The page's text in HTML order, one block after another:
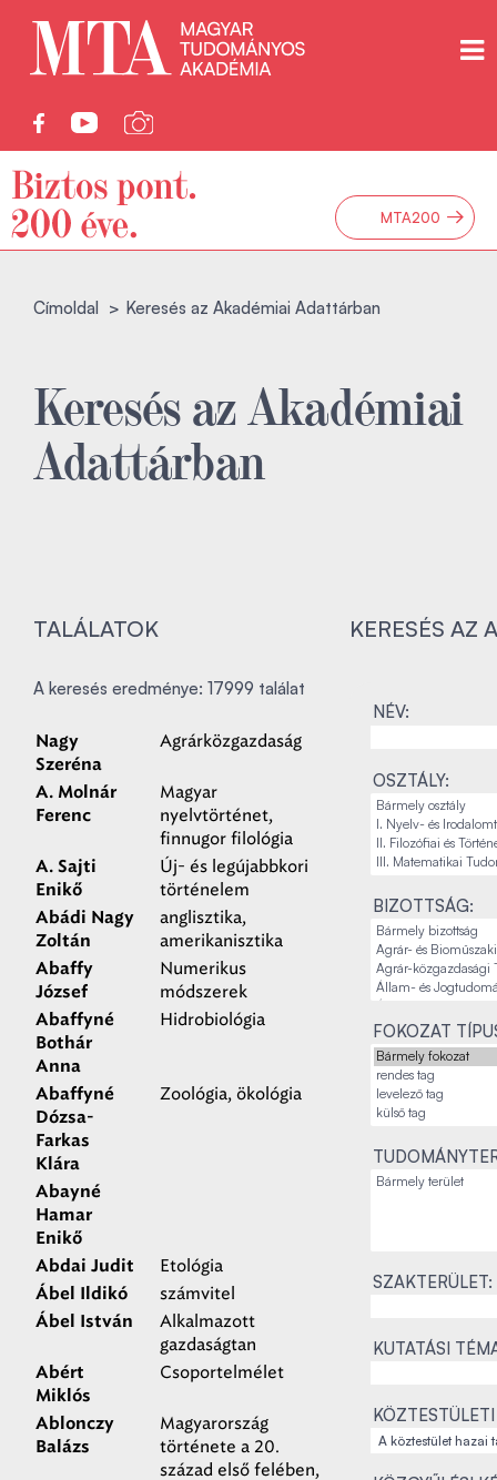
MTA200 →
Címoldal Keresés az Akadémiai Adattárban
Keresés az Akadémiai
Adattárban
TALÁLATOK KERESÉS AZ
A keresés eredménye: 17999 találat
Nagy
Szeréna
Agrárközgazdaság
A. Molnár
Ferenc
Magyar
nyelvtörténet,
finnugor filológia
A. Sajti
Enikő
Új- és legújabbkori
történelem
Abádi Nagy
Zoltán
anglisztika,
amerikanisztika
Abaffy
József
Numerikus
módszerek
Abaffyné
Bothár
Anna
Hidrobiológia
Abaffyné
Dózsa-
Farkas
Klára
Zoológia, ökológia
Abayné
Hamar
Enikő
Abdai Judit
Etológia
Ábel Ildikó számvitel
Ábel István
Alkalmazott
gazdaságtan
Abért
Miklós
Csoportelmélet
Ablonczy
Balázs
Magyarország
története a 20.
század első felében,
NÉV:
OSZTÁLY:
BIZOTTSÁG:
FOKOZAT
SZAKTERÜLET:
KUTATÁSI